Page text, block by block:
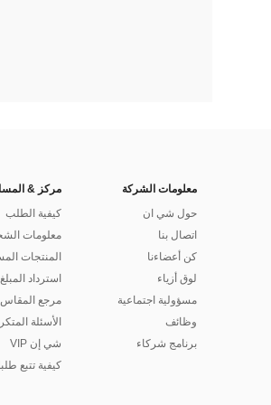
معلومات الشركة
حول شي ان
اتصال بنا
كن أعضاءنا
لوق أزياء
مسؤولية اجتماعية
وظائف
برنامج شركاء
مركز &
كيفية الطلب
معلومات
المنتجات
استرداد المبلغ
مرجع المقاس
الأسئلة
شي إن VIP
كيفية تتبع